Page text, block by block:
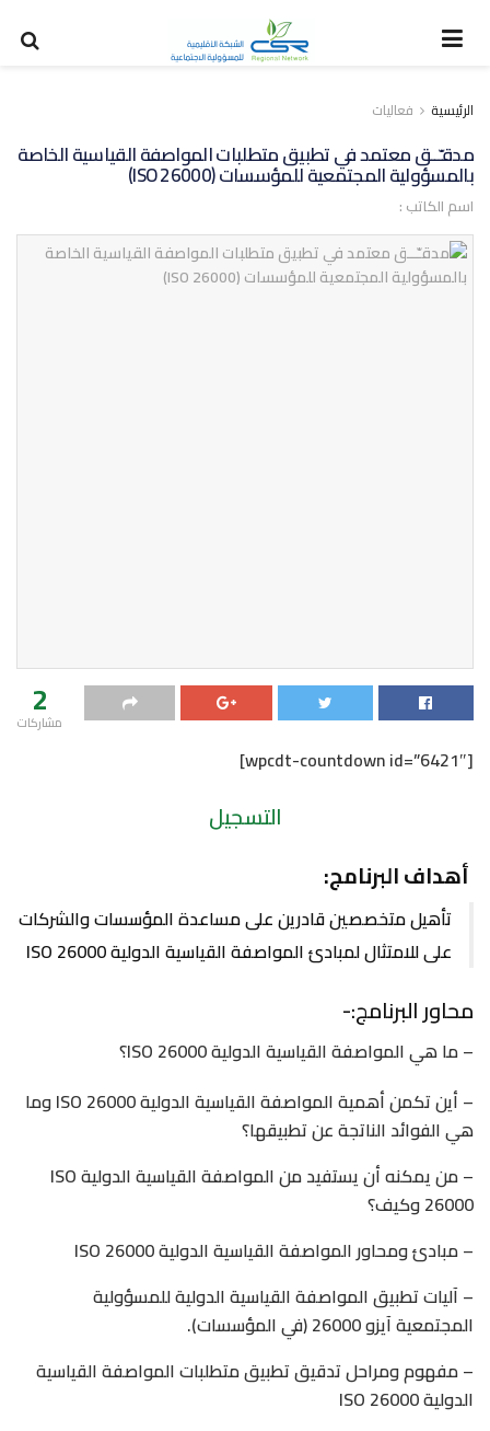
الرئيسية فعاليات
مدقـّــق معتمد في تطبيق متطلبات المواصفة القياسية الخاصة
بالمسؤولية المجتمعية للمؤسسات (ISO 26000)
اسم الكاتب :
2
مشاركات
[wpcdt-countdown id=”6421″]
التسجيل
أهداف البرنامج:
تأهيل متخصصين قادرين على مساعدة المؤسسات والشركات
على للامتثال لمبادئ المواصفة القياسية الدولية ISO 26000
محاور البرنامج:-
– ما هي المواصفة القياسية الدولية ISO 26000؟
– أين تكمن أهمية المواصفة القياسية الدولية ISO 26000 وما
هي الفوائد الناتجة عن تطبيقها؟
– من يمكنه أن يستفيد من المواصفة القياسية الدولية ISO
26000 وكيف؟
– مبادئ ومحاور المواصفة القياسية الدولية ISO 26000
– آليات تطبيق المواصفة القياسية الدولية للمسؤولية
المجتمعية آيزو 26000 (في المؤسسات).
– مفهوم ومراحل تدقيق تطبيق متطلبات المواصفة القياسية
الدولية ISO 26000